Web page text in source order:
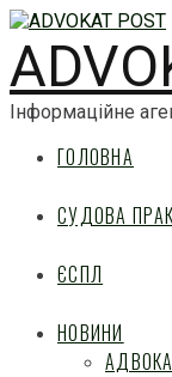
Інформаційне
ГОЛОВНА
СУДОВА
ЄСПЛ
НОВИНИ